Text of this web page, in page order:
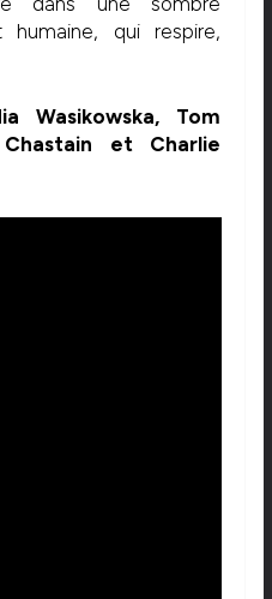
humaine, qui respire,
Wasikowska, Tom
et Charlie